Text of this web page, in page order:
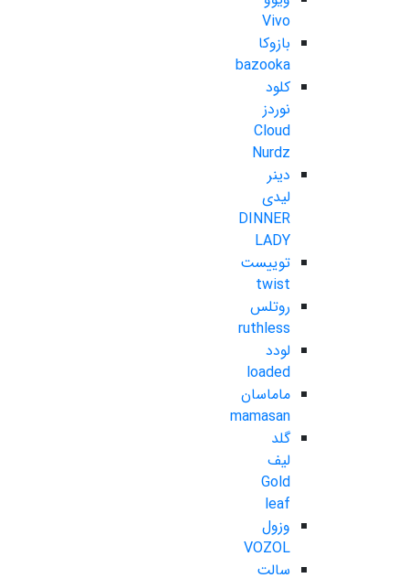
Vivo
بازوکا
bazooka
کلود
نوردز
Cloud
Nurdz
دینر
لیدی
DINNER
LADY
توییست
twist
روتلس
ruthless
لودد
loaded
ماماسان
mamasan
گلد
لیف
Gold
leaf
وزول
VOZOL
سالت